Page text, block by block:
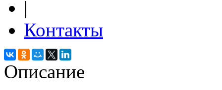
|
Контакты
Описание